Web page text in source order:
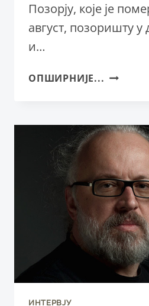
Позорју, које је
август, позоришту
и…
ОПШИРНИЈЕ...
ГОСТ
ИНТЕРВЈУ